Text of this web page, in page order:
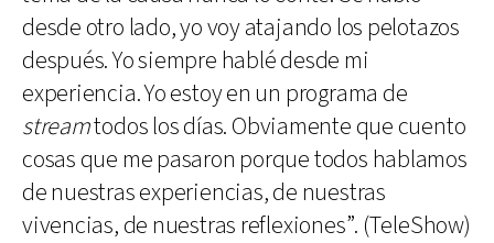
desde otro lado, yo voy atajando los pelotazos
después. Yo siempre hablé desde mi
experiencia. Yo estoy en un programa de
streamtodos los días. Obviamente que cuento
cosas que me pasaron porque todos hablamos
de nuestras experiencias, de nuestras
vivencias, de nuestras reflexiones”. (TeleShow)